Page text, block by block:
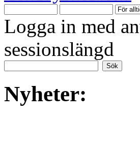
Logga in med
sessionslängd
Nyheter: